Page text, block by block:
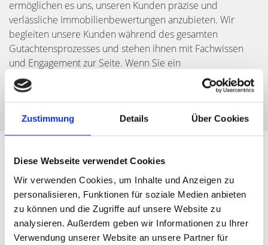
Zustimmung Details Über Cookies
Diese Webseite verwendet Cookies
Wir verwenden Cookies, um Inhalte und Anzeigen zu
personalisieren, Funktionen für soziale Medien anbieten
zu können und die Zugriffe auf unsere Website zu
analysieren. Außerdem geben wir Informationen zu Ihrer
Verwendung unserer Website an unsere Partner für
ermöglichen es uns, unseren Kunden präzise und
verlässliche Immobilienbewertungen anzubieten. Wir
begleiten unsere Kunden während des gesamten
Gutachtensprozesses und stehen ihnen mit Fachwissen
und Engagement zur Seite. Wenn Sie ein
Immobiliengutachten benötigen, sind wir Ihr
vertrauensvoller Partner in Fürth.